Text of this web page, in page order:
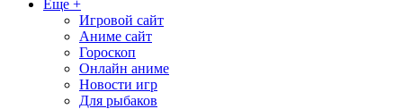
Еще +
Игровой сайт
Аниме сайт
Гороскоп
Онлайн аниме
Новости игр
Для рыбаков